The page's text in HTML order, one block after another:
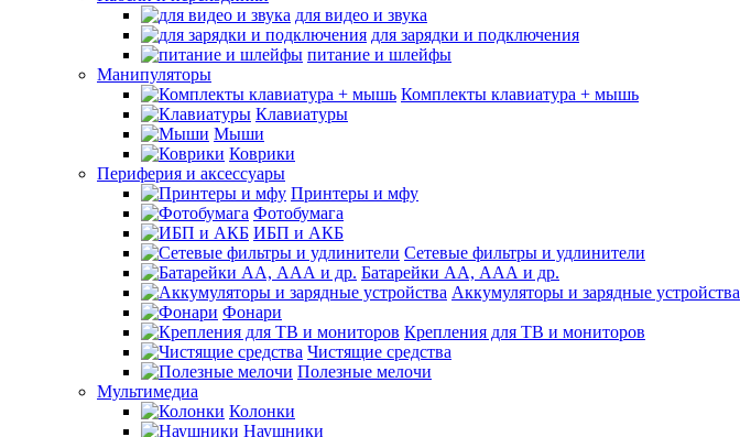
для видео и звука
для зарядки и подключения
питание и шлейфы
Манипуляторы
Комплекты клавиатура + мышь
Клавиатуры
Мыши
Коврики
Периферия и аксессуары
Принтеры и мфу
Фотобумага
ИБП и АКБ
Сетевые фильтры и удлинители
Батарейки АА, ААА и др.
Аккумуляторы и зарядные устройства
Фонари
Крепления для ТВ и мониторов
Чистящие средства
Полезные мелочи
Мультимедиа
Колонки
Наушники